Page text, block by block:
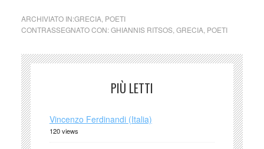
ARCHIVIATO IN:GRECIA, POETI
CONTRASSEGNATO CON:GHIANNIS RITSOS, GRECIA, POETI
PIÙ LETTI
Vincenzo Ferdinandi (Italia)
120 views